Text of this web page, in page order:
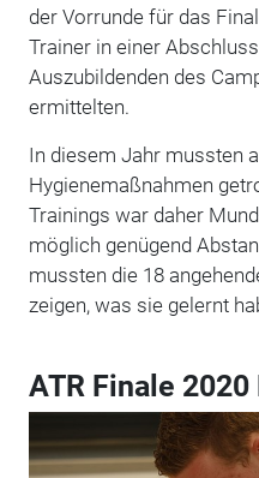
der Vorrunde für das
Trainer in einer
Auszubildenden des
ermittelten.
In diesem Jahr mussten
Hygienemaßnahmen
Trainings war daher
möglich genügend
mussten die 18
zeigen, was sie gelernt
ATR Finale